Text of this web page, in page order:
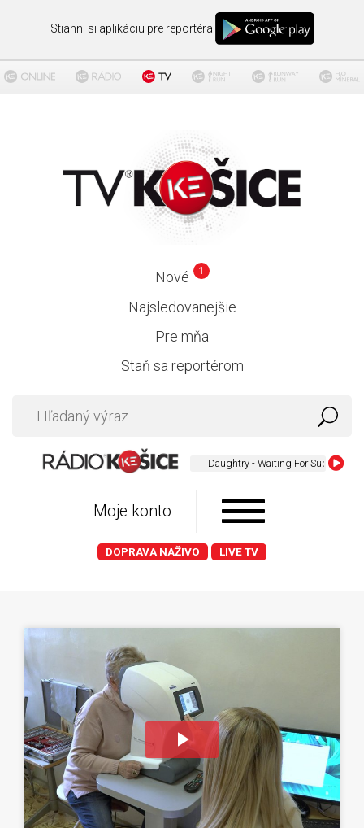
Stiahni si aplikáciu pre reportéra
Nové 1
Najsledovanejšie
Pre mňa
Staň sa reportérom
Daughtry - Waiting For Superman
Moje konto
DOPRAVA NAŽIVO LIVE TV
Play
Video